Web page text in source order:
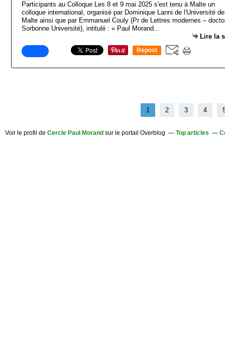
Participants au Colloque Les 8 et 9 mai 2025 s'est tenu à Malte un
colloque international, organisé par Dominique Lanni de l'Université de
Malte ainsi que par Emmanuel Couly (Pr de Lettres modernes –
Sorbonne Université), intitulé : « Paul Morand...
Lire la
Repost
1 2 3 4
Voir le profil de Cercle Paul Morand sur le portail Overblog Top articles